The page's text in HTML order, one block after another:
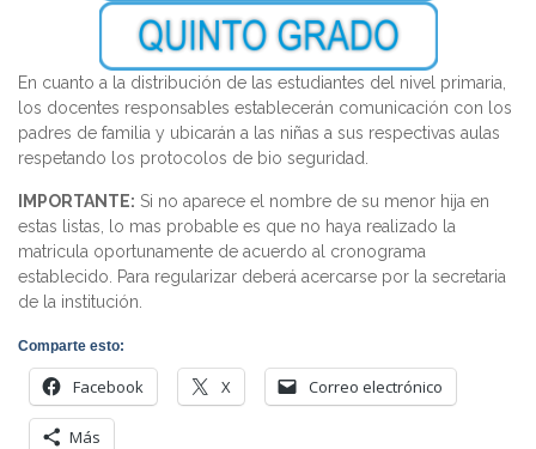
En cuanto a la distribución de las estudiantes del nivel primaria,
los docentes responsables establecerán comunicación con los
padres de familia y ubicarán a las niñas a sus respectivas aulas
respetando los protocolos de bio seguridad.
IMPORTANTE: Si no aparece el nombre de su menor hija en
estas listas, lo mas probable es que no haya realizado la
matricula oportunamente de acuerdo al cronograma
establecido. Para regularizar deberá acercarse por la secretaria
de la institución.
Comparte esto:
Facebook X Correo electrónico
Más